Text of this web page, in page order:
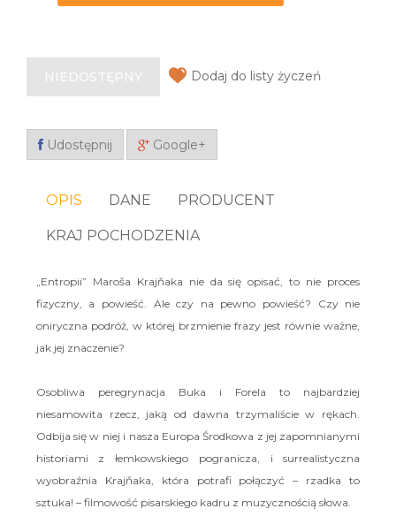
NIEDOSTĘPNY Dodaj do listy życzeń
Udostępnij Google+
OPIS DANE PRODUCENT
KRAJ POCHODZENIA
„Entropii” Maroša Krajňaka nie da się opisać, to nie proces
fizyczny, a powieść. Ale czy na pewno powieść? Czy nie
oniryczna podróż, w której brzmienie frazy jest równie ważne,
jak jej znaczenie?
Osobliwa peregrynacja Buka i Forela to najbardziej
niesamowita rzecz, jaką od dawna trzymaliście w rękach.
Odbija się w niej i nasza Europa Środkowa z jej zapomnianymi
historiami z łemkowskiego pogranicza, i surrealistyczna
wyobraźnia Krajňaka, która potrafi połączyć – rzadka to
sztuka! – filmowość pisarskiego kadru z muzycznością słowa.